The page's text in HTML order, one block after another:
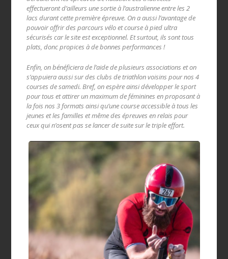
effectueront d’ailleurs une sortie à l’australienne entre les 2
lacs durant cette première épreuve. On a aussi l’avantage de
pouvoir offrir des parcours vélo et course à pied ultra
sécurisés car le site est exceptionnel. Et surtout, ils sont tous
plats, donc propices à de bonnes performances !
Enfin, on bénéficiera de l’aide de plusieurs associations et on
s’appuiera aussi sur des clubs de triathlon voisins pour nos 4
courses de samedi. Bref, on espère ainsi développer le sport
pour tous et attirer un maximum de féminines en proposant à
la fois nos 3 formats ainsi qu’une course accessible à tous les
jeunes et les familles et même des épreuves en relais pour
ceux qui n’osent pas se lancer de suite sur le triple effort.